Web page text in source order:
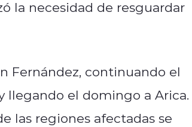
la necesidad de resguardar
Fernández, continuando el
llegando el domingo a Arica.
las regiones afectadas se